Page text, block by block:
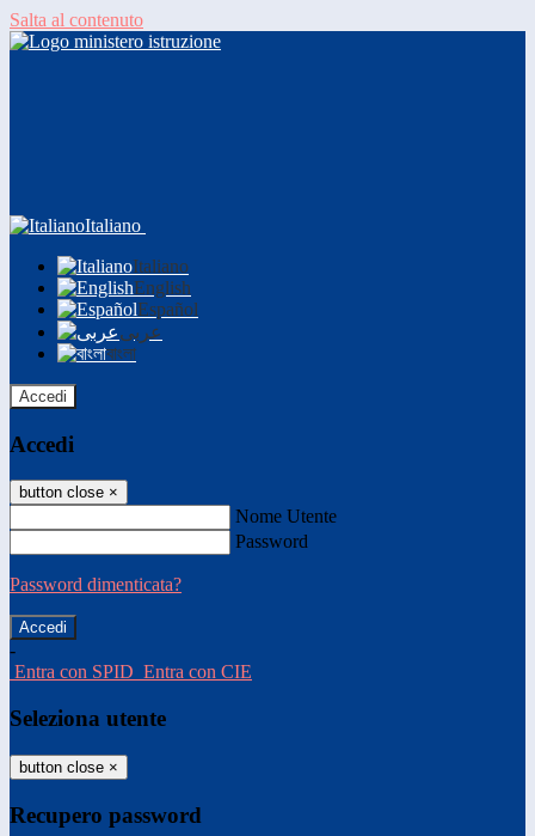
Salta al contenuto
Italiano
Italiano
English
Español
عربى
বাংলা
Accedi
Accedi
button close ×
Nome Utente
Password
Password dimenticata?
-
Entra con SPID Entra con CIE
Seleziona utente
button close ×
Recupero password